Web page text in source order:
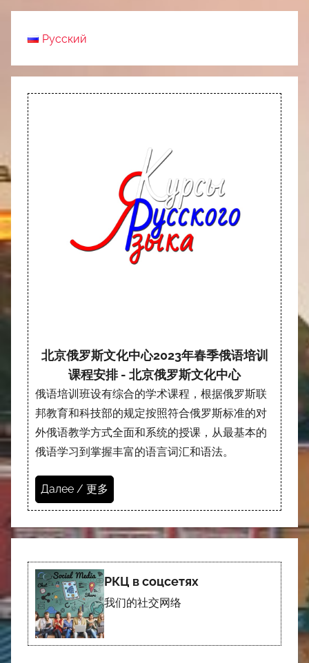
Русский
北京俄罗斯文化中心2023年春季俄语培训
课程安排 - 北京俄罗斯文化中心
俄语培训班设有综合的学术课程，根据俄罗斯联
邦教育和科技部的规定按照符合俄罗斯标准的对
外俄语教学方式全面和系统的授课，从最基本的
俄语学习到掌握丰富的语言词汇和语法。
Далее / 更多
РКЦ в соцсетях
我们的社交网络